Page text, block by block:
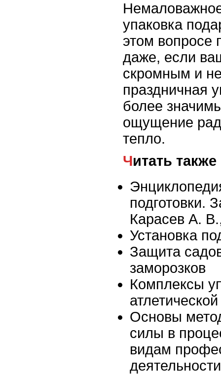
упаковка
этом вопросе
даже, если
скромным и
праздничная
более
ощущение
тепло.
Читать также
подготовки.
Карасев А.
Установка
Защита
заморозков
Комплексы
Основы
силы в
видам
деятельности